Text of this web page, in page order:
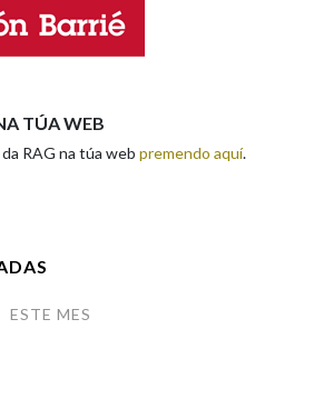
TÚA WEB
RAG na túa web premendo aquí.
ESTE MES